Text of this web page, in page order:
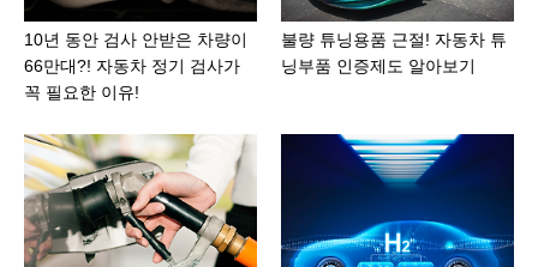
10년 동안 검사 안받은 차량이
66만대?! 자동차 정기 검사가
꼭 필요한 이유!
불량 튜닝용품 근절! 자동차 튜
닝부품 인증제도 알아보기